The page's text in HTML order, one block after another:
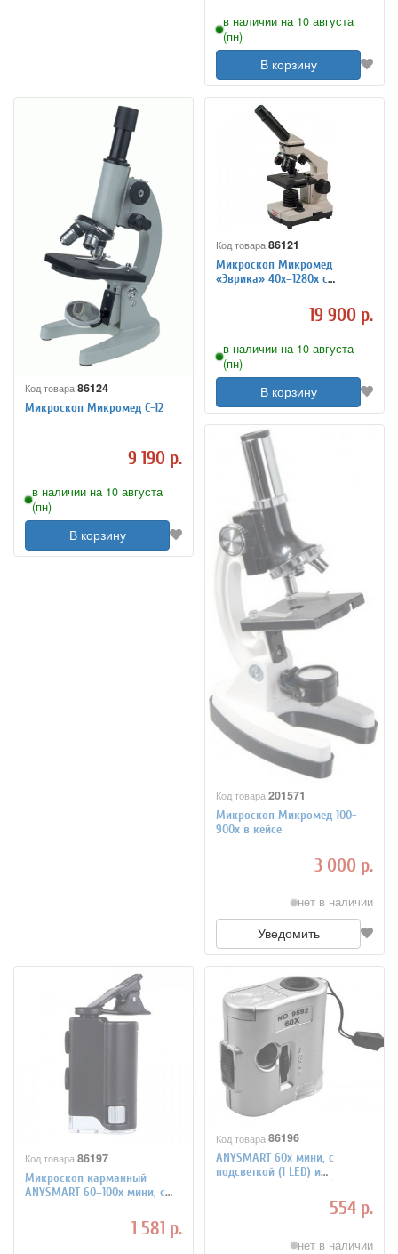
в наличии на 10 августа
(пн)
В корзину
Код товара:86124
Микроскоп Микромед С-12
9 190 р.
в наличии на 10 августа
(пн)
В корзину
Код товара:86121
Микроскоп Микромед
«Эврика» 40х–1280х с
19 900 р.
в наличии на 10 августа
(пн)
В корзину
Код товара:201571
Микроскоп Микромед 100-
900x в кейсе
3 000 р.
нет в наличии
Уведомить
Код товара:86197
Микроскоп карманный
ANYSMART 60–100x мини, с
1 581 р.
Код товара:86196
ANYSMART 60x мини, с
подсветкой (1 LED) и
ультрафиолетом (9592)
554 р.
нет в наличии